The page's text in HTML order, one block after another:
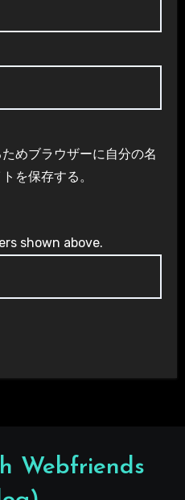
めブラウザーに自分の名
を保存する。
shown above.
Webfriends